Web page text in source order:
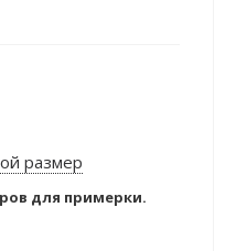
размер
для примерки.